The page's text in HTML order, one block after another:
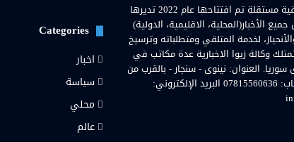
وكالة زيوا نيوز( Zewa News Agency) هي وكالة اخبارية عراقية مستقلة تم افتتاحها عام 2022 تديرها
الأخبار(المحلية، الاقليمية، الدولية)
لخدمة المتلقي ومتطلباته وترسيخ
وكالة زيوا الاخبارية عدة مكاتب في
العنوان: نينوى - سنجار - بالقرب من
مستشفى سنجار العامة. رقم هاتف المحمول والواتساب: 07815560636 البريد الإلكتروني:
Categories
اخبار
سياسة
محلي
عالم